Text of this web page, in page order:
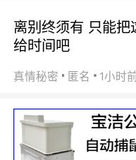
离别终须有 只能
给时间吧
真情秘密 匿名 1小时